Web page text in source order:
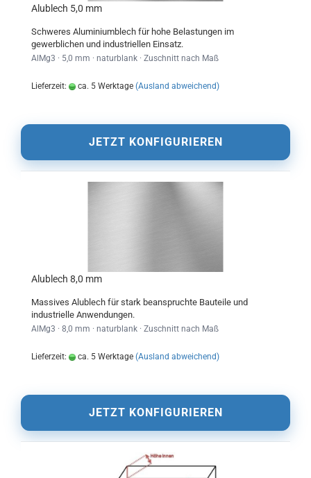
Alublech 5,0 mm
Schweres Aluminiumblech für hohe Belastungen im
gewerblichen und industriellen Einsatz.
AlMg3 · 5,0 mm · naturblank · Zuschnitt nach Maß
Lieferzeit: ca. 5 Werktage (Ausland abweichend)
JETZT KONFIGURIEREN
Alublech 8,0 mm
Massives Alublech für stark beanspruchte Bauteile und
industrielle Anwendungen.
AlMg3 · 8,0 mm · naturblank · Zuschnitt nach Maß
Lieferzeit: ca. 5 Werktage (Ausland abweichend)
JETZT KONFIGURIEREN